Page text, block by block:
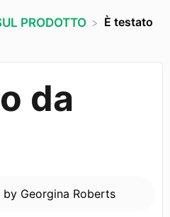
PRODOTTO
È testato
da
by Georgina Roberts